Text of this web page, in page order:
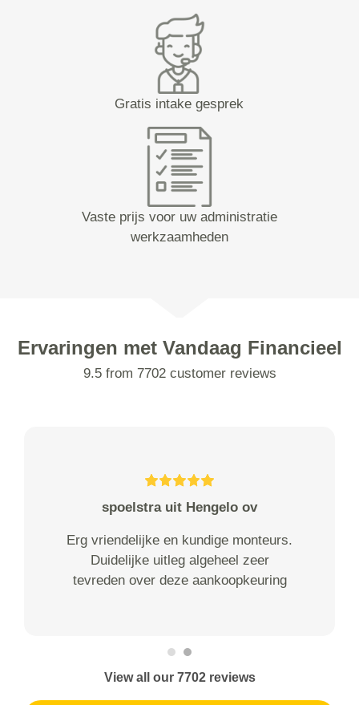
Gratis intake gesprek
Vaste prijs voor uw administratie
werkzaamheden
Ervaringen met Vandaag Financieel
9.5 from 7702 customer reviews
spoelstra uit Hengelo ov
Erg vriendelijke en kundige monteurs.
Duidelijke uitleg algeheel zeer
tevreden over deze aankoopkeuring
View all our 7702 reviews